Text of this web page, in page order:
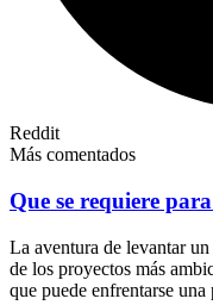
Reddit
Más comentados
Que se requiere
La aventura de levantar
de los proyectos más
que puede enfrentarse una